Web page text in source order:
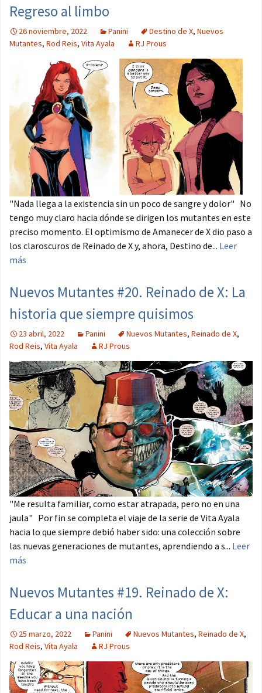
Regreso al limbo
26 noviembre, 2022 Panini Destino de X, Nuevos
Mutantes, Rod Reis, Vita Ayala RJ Prous
"Nada llega a la existencia sin un poco de sangre y dolor" No
tengo muy claro hacia dónde se dirigen los mutantes en este
preciso momento. El optimismo de Amanecer de X dio paso a
los claroscuros de Reinado de X y, ahora, Destino de... Leer
más
Nuevos Mutantes #20. Reinado de X: La
historia que siempre quisimos
23 abril, 2022 Panini Nuevos Mutantes, Reinado de X,
Rod Reis, Vita Ayala RJ Prous
"Me resulta familiar, como estar atrapada, pero no en una
jaula" Por fin se completa el viaje de la serie de Vita Ayala
hacia lo que siempre debió haber sido: una colección sobre
las nuevas generaciones de mutantes, aprendiendo a s... Leer
más
Nuevos Mutantes #19. Reinado de X:
Educar a una nación
25 marzo, 2022 Panini Nuevos Mutantes, Reinado de X,
Rod Reis, Vita Ayala RJ Prous